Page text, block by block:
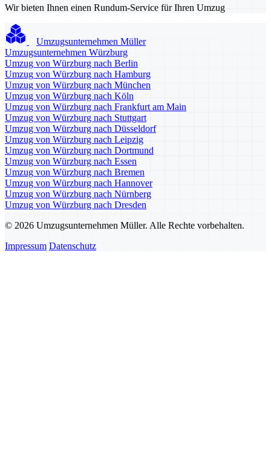
Wir bieten Ihnen einen Rundum-Service für Ihren Umzug
Umzugsunternehmen Müller
Umzugsunternehmen Würzburg
Umzug von Würzburg nach Berlin
Umzug von Würzburg nach Hamburg
Umzug von Würzburg nach München
Umzug von Würzburg nach Köln
Umzug von Würzburg nach Frankfurt am Main
Umzug von Würzburg nach Stuttgart
Umzug von Würzburg nach Düsseldorf
Umzug von Würzburg nach Leipzig
Umzug von Würzburg nach Dortmund
Umzug von Würzburg nach Essen
Umzug von Würzburg nach Bremen
Umzug von Würzburg nach Hannover
Umzug von Würzburg nach Nürnberg
Umzug von Würzburg nach Dresden
© 2026 Umzugsunternehmen Müller. Alle Rechte vorbehalten.
Impressum Datenschutz